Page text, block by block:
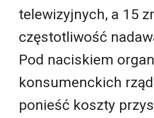
telewizyjnych, a 15
częstotliwość
Pod naciskiem
konsumenckich
ponieść koszty